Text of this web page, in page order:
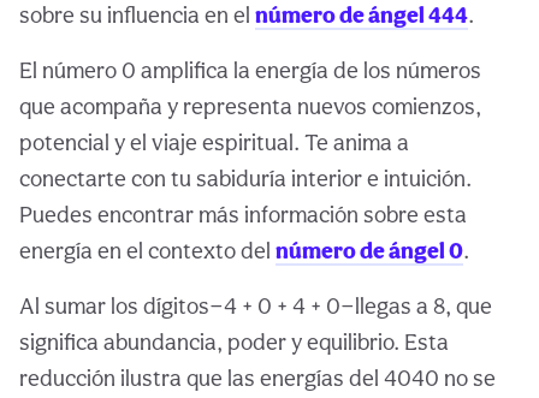
sobre su influencia en el número de ángel 444.
El número 0 amplifica la energía de los números
que acompaña y representa nuevos comienzos,
potencial y el viaje espiritual. Te anima a
conectarte con tu sabiduría interior e intuición.
Puedes encontrar más información sobre esta
energía en el contexto del número de ángel 0.
Al sumar los dígitos—4 + 0 + 4 + 0—llegas a 8, que
significa abundancia, poder y equilibrio. Esta
reducción ilustra que las energías del 4040 no se